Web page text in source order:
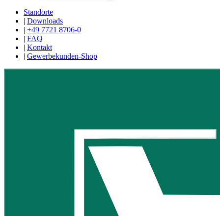
Standorte
| Downloads
| +49 7721 8706-0
| FAQ
| Kontakt
| Gewerbekunden-Shop